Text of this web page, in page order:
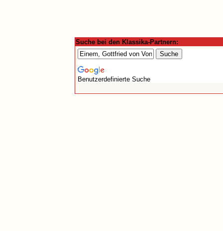
Suche bei den Klassika-Partnern:
Benutzerdefinierte Suche